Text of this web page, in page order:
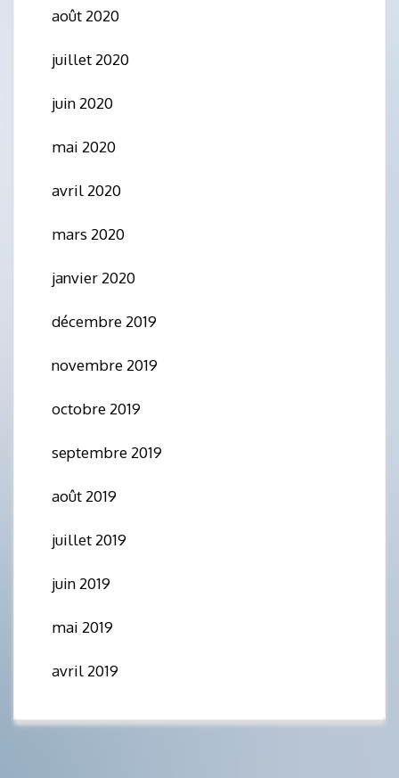
août 2020
juillet 2020
juin 2020
mai 2020
avril 2020
mars 2020
janvier 2020
décembre 2019
novembre 2019
octobre 2019
septembre 2019
août 2019
juillet 2019
juin 2019
mai 2019
avril 2019